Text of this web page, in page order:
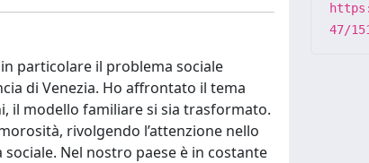
particolare il problema sociale
di Venezia. Ho affrontato il tema
il modello familiare si sia trasformato.
rivolgendo l’attenzione nello
Nel nostro paese è in costante
47/